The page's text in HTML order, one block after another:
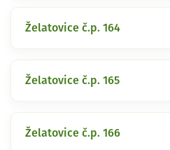
Želatovice č.p. 164
Želatovice č.p. 165
Želatovice č.p. 166